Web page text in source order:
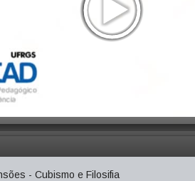
- Cubismo e Filosifia